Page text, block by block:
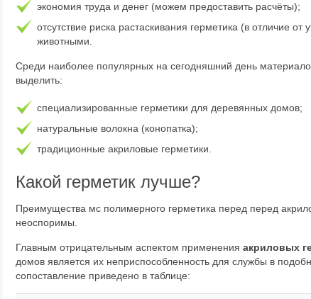
экономия труда и денег (можем предоставить расчёты);
отсутствие риска растаскивания герметика (в отличие
животными.
Среди наиболее популярных на сегодняшний день
выделить:
специализированные герметики для деревянных домов;
натуральные волокна (конопатка);
традиционные акриловые герметики.
Какой герметик лучше?
Преимущества мс полимерного герметика перед перед
неоспоримы.
Главным отрицательным аспектом применения акриловых
домов является их неприспособленность для службы в
сопоставление приведено в таблице: